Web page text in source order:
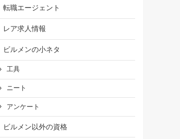
転職エージェント
レア求人情報
ビルメンの小ネタ
工具
ニート
アンケート
ビルメン以外の資格